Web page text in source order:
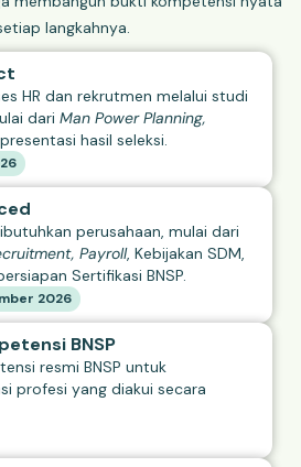
langkahnya.
HR dan rekrutmen melalui studi
dari Man Power Planning,
hasil seleksi.
perusahaan, mulai dari
Payroll, Kebijakan SDM,
Sertifikasi BNSP.
2026
BNSP
resmi BNSP untuk
profesi yang diakui secara